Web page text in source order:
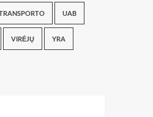
UAB
VIRĖJŲ YRA